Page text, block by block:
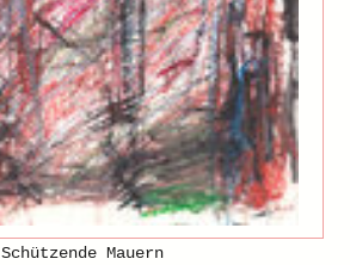
Schützende Mauern